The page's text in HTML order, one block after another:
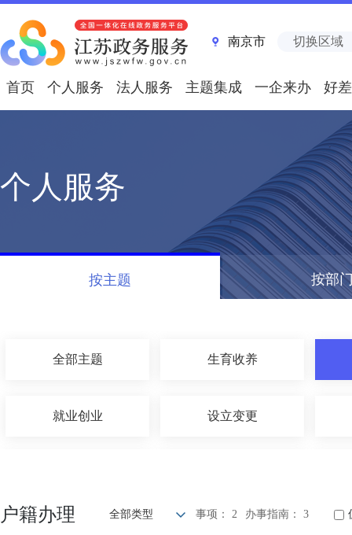
南京市 切换区域
首页 个人服务 法人服务 主题集成 一企来办 好
个人服务
按主题 按部
全部主题 生育收养
就业创业 设立变更
户籍办理 全部类型 事项： 2 办事指南： 3